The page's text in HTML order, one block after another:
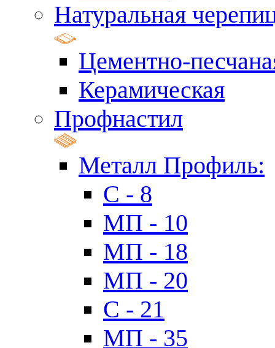
Натуральная
Цементно-
Керамическая
Профнастил
Металл Профиль:
C - 8
МП - 10
МП - 18
МП - 20
C - 21
МП - 35